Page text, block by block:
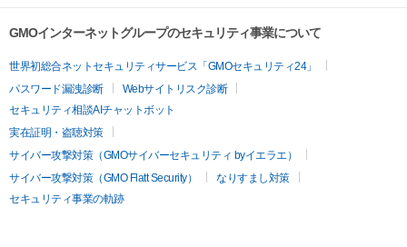
GMOインターネットグループのセキュリティ事業について
世界初総合ネットセキュリティサービス「GMOセキュリティ24」
パスワード漏洩診断
Webサイトリスク診断
セキュリティ相談AIチャットボット
実在証明・盗聴対策
サイバー攻撃対策（GMOサイバーセキュリティ byイエラエ）
サイバー攻撃対策（GMO Flatt Security）
なりすまし対策
セキュリティ事業の軌跡